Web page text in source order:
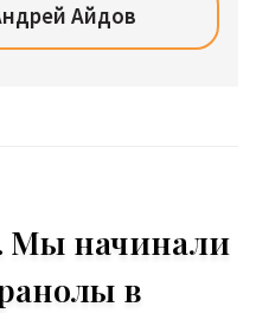
Айдов
Мы начинали
в